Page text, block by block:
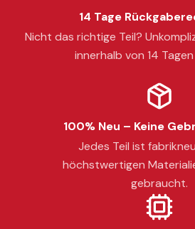
14 Tage
Nicht das richtige Teil?
innerhalb von 14 Tagen
100% Neu – Keine
Jedes Teil ist
höchstwertigen
gebraucht.